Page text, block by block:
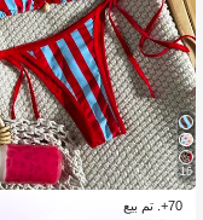
16
70+. تم بيع